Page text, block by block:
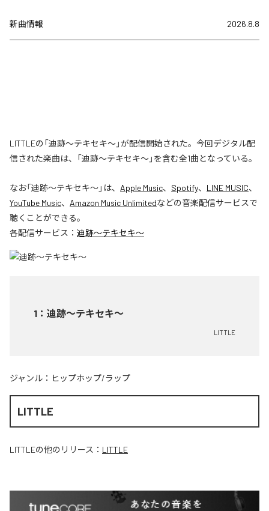
新曲情報 2026.8.8
LITTLEの「迪跡〜テキセキ〜」が配信開始された。今回デジタル配
信された楽曲は、「迪跡〜テキセキ〜」を含む全1曲となっている。
なお「迪跡〜テキセキ〜」は、 Apple Music、 Spotify、 LINE MUSIC、
YouTube Music、 Amazon Music Unlimitedなどの音楽配信サービスで
聴くことができる。
各配信サービス： 迪跡〜テキセキ〜
1 ： 迪跡〜テキセキ〜
LITTLE
ジャンル： ヒップホップ/ラップ
LITTLE
LITTLEの他のリリース： LITTLE